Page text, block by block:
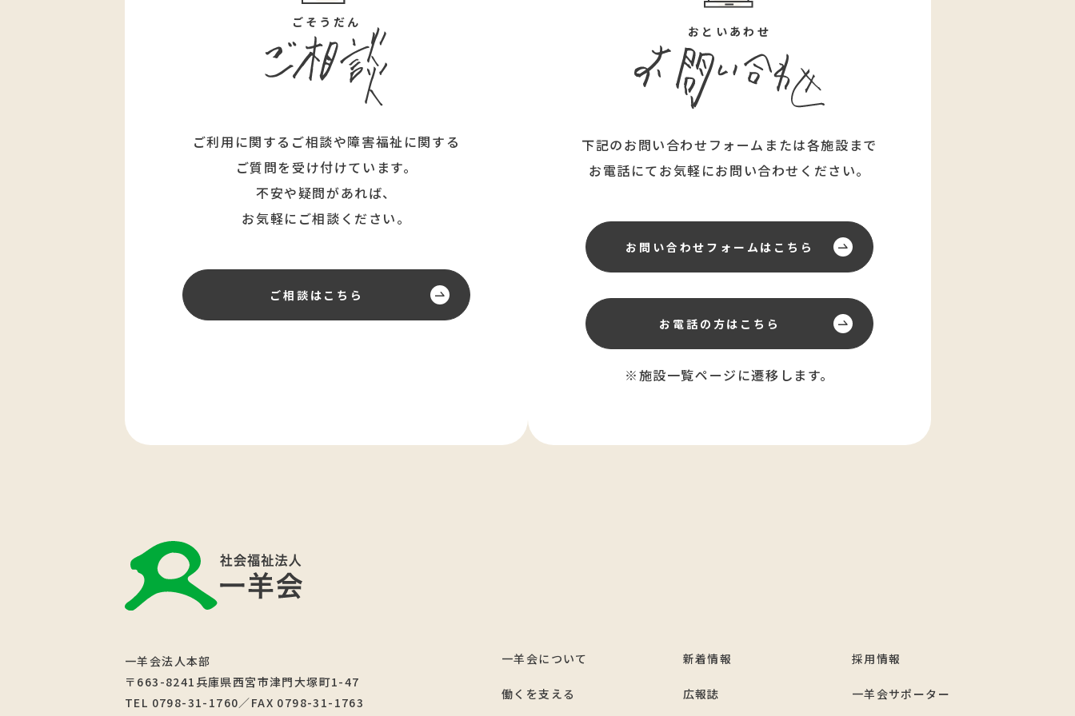
ごそうだん
ご利用に関するご相談や障害福祉に関する
ご質問を受け付けています。
不安や疑問があれば、
お気軽にご相談ください。
ご相談はこちら
おといあわせ
下記のお問い合わせフォームまたは各施設まで
お電話にてお気軽にお問い合わせください。
お問い合わせフォーム はこちら
お電話の方はこちら
※施設一覧ページに遷移します。
一羊会法人本部
〒663-8241兵庫県西宮市津門大塚町1-47
TEL 0798-31-1760／FAX 0798-31-1763
一羊会について
働くを支える
新着情報
広報誌
採用情報
一羊会サポーター